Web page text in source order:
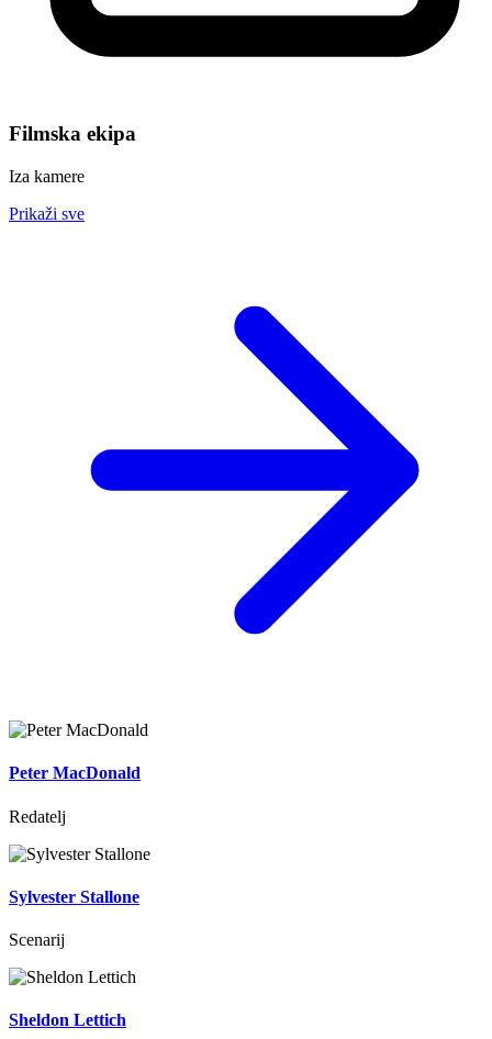
Filmska ekipa
Iza kamere
Prikaži sve
Peter MacDonald
Redatelj
Sylvester Stallone
Scenarij
Sheldon Lettich